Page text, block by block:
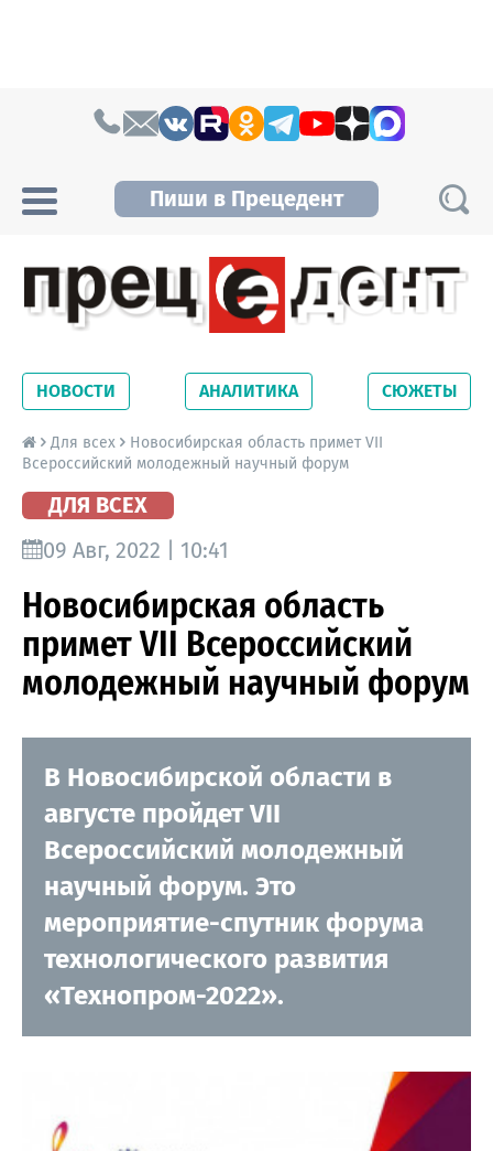
Пиши в Прецедент
Новосибирской области. Читайте свежие
новости на сайте сетевого издания
Precedent.
НОВОСТИ АНАЛИТИКА СЮЖЕТЫ
Для всех
Новосибирская область примет VII
Всероссийский молодежный научный форум
ДЛЯ ВСЕХ
09 Авг, 2022 | 10:41
Новосибирская область
примет VII Всероссийский
молодежный научный форум
В Новосибирской области в
августе пройдет VII
Всероссийский молодежный
научный форум. Это
мероприятие-спутник форума
технологического развития
«Технопром-2022».